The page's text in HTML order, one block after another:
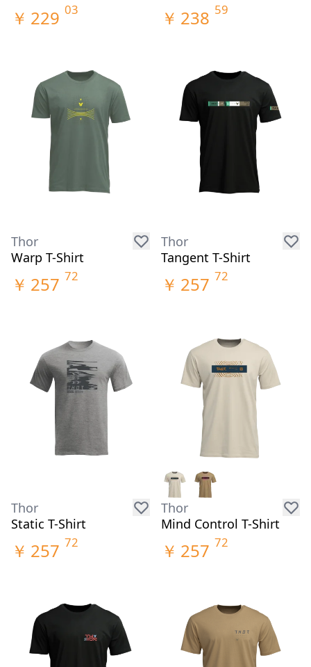
￥ 229 03 ￥ 238 59
Thor
Warp T-Shirt
￥ 257 72
Thor
Tangent T-Shirt
￥ 257 72
Thor
Static T-Shirt
￥ 257 72
Thor
Mind Control T-Shirt
￥ 257 72